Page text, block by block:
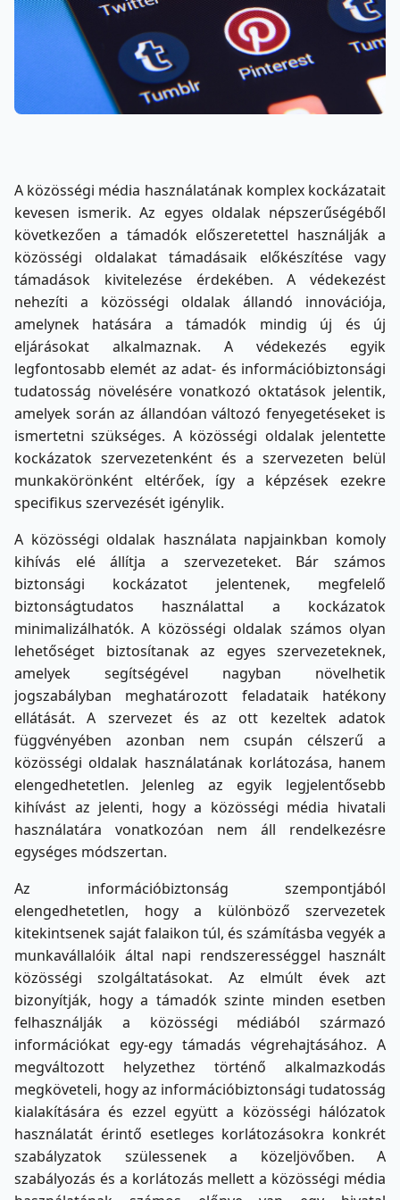
A közösségi média használatának komplex kockázatait
kevesen ismerik. Az egyes oldalak népszerűségéből
következően a támadók előszeretettel használják a
közösségi oldalakat támadásaik előkészítése vagy
támadások kivitelezése érdekében. A védekezést
nehezíti a közösségi oldalak állandó innovációja,
amelynek hatására a támadók mindig új és új
eljárásokat alkalmaznak. A védekezés egyik
legfontosabb elemét az adat- és információbiztonsági
tudatosság növelésére vonatkozó oktatások jelentik,
amelyek során az állandóan változó fenyegetéseket is
ismertetni szükséges. A közösségi oldalak jelentette
kockázatok szervezetenként és a szervezeten belül
munkakörönként eltérőek, így a képzések ezekre
specifikus szervezését igénylik.
A közösségi oldalak használata napjainkban komoly
kihívás elé állítja a szervezeteket. Bár számos
biztonsági kockázatot jelentenek, megfelelő
biztonságtudatos használattal a kockázatok
minimalizálhatók. A közösségi oldalak számos olyan
lehetőséget biztosítanak az egyes szervezeteknek,
amelyek segítségével nagyban növelhetik
jogszabályban meghatározott feladataik hatékony
ellátását. A szervezet és az ott kezeltek adatok
függvényében azonban nem csupán célszerű a
közösségi oldalak használatának korlátozása, hanem
elengedhetetlen. Jelenleg az egyik legjelentősebb
kihívást az jelenti, hogy a közösségi média hivatali
használatára vonatkozóan nem áll rendelkezésre
egységes módszertan.
Az információbiztonság szempontjából
elengedhetetlen, hogy a különböző szervezetek
kitekintsenek saját falaikon túl, és számításba vegyék a
munkavállalóik által napi rendszerességgel használt
közösségi szolgáltatásokat. Az elmúlt évek azt
bizonyítják, hogy a támadók szinte minden esetben
felhasználják a közösségi médiából származó
információkat egy-egy támadás végrehajtásához. A
megváltozott helyzethez történő alkalmazkodás
megköveteli, hogy az információbiztonsági tudatosság
kialakítására és ezzel együtt a közösségi hálózatok
használatát érintő esetleges korlátozásokra konkrét
szabályzatok szülessenek a közeljövőben. A
szabályozás és a korlátozás mellett a közösségi média